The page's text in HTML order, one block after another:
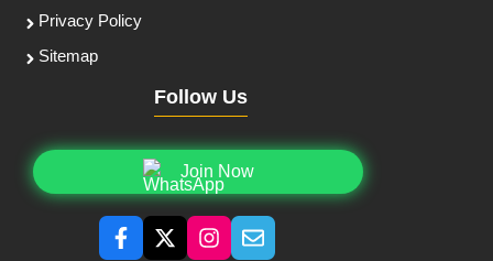
Privacy Policy
Sitemap
Follow Us
Join Now